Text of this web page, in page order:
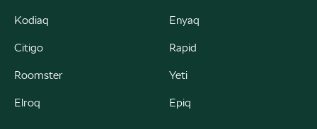
ul. Łódzka 27, Zduńska Wola
Kodiaq Enyaq
Citigo Rapid
Roomster Yeti
Elroq Epiq